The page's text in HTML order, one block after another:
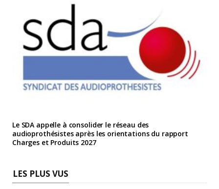
Le SDA appelle à consolider le réseau des
audioprothésistes après les orientations du rapport
Charges et Produits 2027
LES PLUS VUS